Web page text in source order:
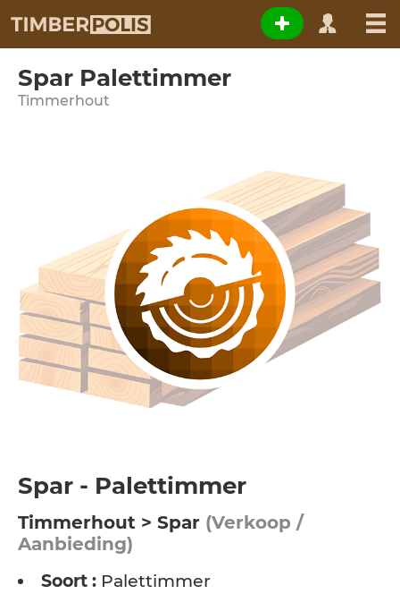
Spar Palettimmer
Timmerhout
Spar - Palettimmer
Timmerhout > Spar (Verkoop /
Aanbieding)
Soort : Palettimmer